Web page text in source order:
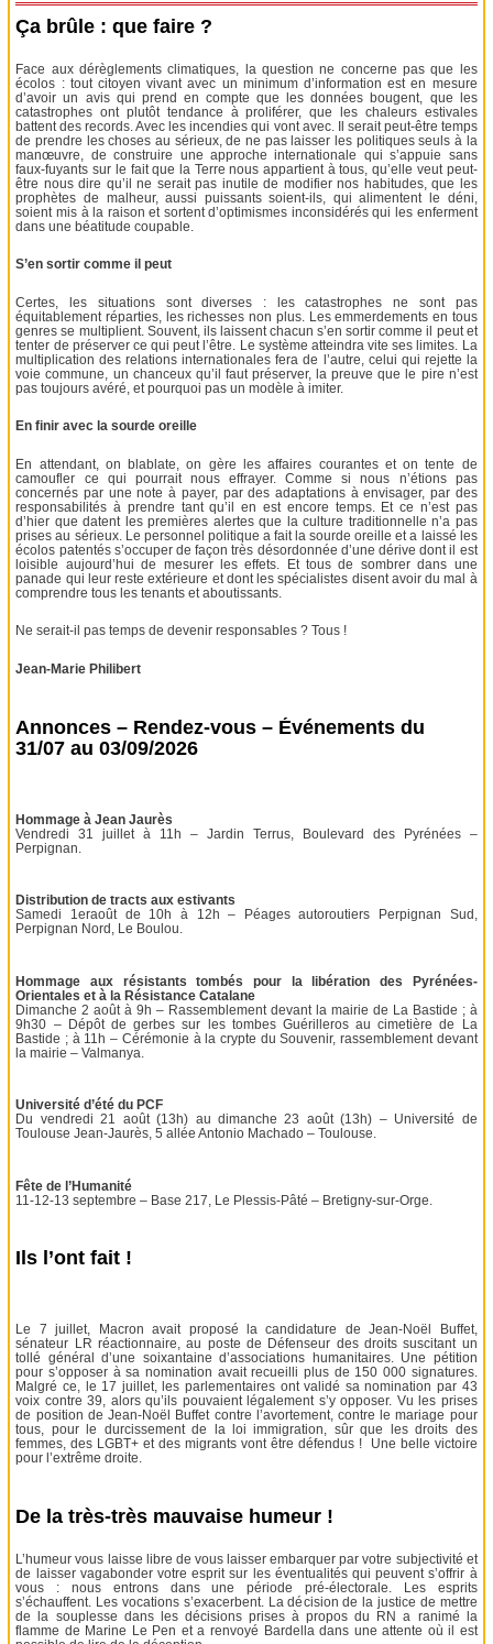
Ça brûle : que faire ?
Face aux dérèglements climatiques, la question ne concerne pas que les
écolos : tout citoyen vivant avec un minimum d’information est en mesure
d’avoir un avis qui prend en compte que les données bougent, que les
catastrophes ont plutôt tendance à proliférer, que les chaleurs estivales
battent des records. Avec les incendies qui vont avec. Il serait peut-être temps
de prendre les choses au sérieux, de ne pas laisser les politiques seuls à la
manœuvre, de construire une approche internationale qui s’appuie sans
faux-fuyants sur le fait que la Terre nous appartient à tous, qu’elle veut peut-
être nous dire qu’il ne serait pas inutile de modifier nos habitudes, que les
prophètes de malheur, aussi puissants soient-ils, qui alimentent le déni,
soient mis à la raison et sortent d’optimismes inconsidérés qui les enferment
dans une béatitude coupable.
S’en sortir comme il peut
Certes, les situations sont diverses : les catastrophes ne sont pas
équitablement réparties, les richesses non plus. Les emmerdements en tous
genres se multiplient. Souvent, ils laissent chacun s’en sortir comme il peut et
tenter de préserver ce qui peut l’être. Le système atteindra vite ses limites. La
multiplication des relations internationales fera de l’autre, celui qui rejette la
voie commune, un chanceux qu’il faut préserver, la preuve que le pire n’est
pas toujours avéré, et pourquoi pas un modèle à imiter.
En finir avec la sourde oreille
En attendant, on blablate, on gère les affaires courantes et on tente de
camoufler ce qui pourrait nous effrayer. Comme si nous n’étions pas
concernés par une note à payer, par des adaptations à envisager, par des
responsabilités à prendre tant qu’il en est encore temps. Et ce n’est pas
d’hier que datent les premières alertes que la culture traditionnelle n’a pas
prises au sérieux. Le personnel politique a fait la sourde oreille et a laissé les
écolos patentés s’occuper de façon très désordonnée d’une dérive dont il est
loisible aujourd’hui de mesurer les effets. Et tous de sombrer dans une
panade qui leur reste extérieure et dont les spécialistes disent avoir du mal à
comprendre tous les tenants et aboutissants.
Ne serait-il pas temps de devenir responsables ? Tous !
Jean-Marie Philibert
Annonces – Rendez-vous – Événements du
31/07 au 03/09/2026
Hommage à Jean Jaurès
Vendredi 31 juillet à 11h – Jardin Terrus, Boulevard des Pyrénées –
Perpignan.
Distribution de tracts aux estivants
Samedi 1eraoût de 10h à 12h – Péages autoroutiers Perpignan Sud,
Perpignan Nord, Le Boulou.
Hommage aux résistants tombés pour la libération des Pyrénées-
Orientales et à la Résistance Catalane
Dimanche 2 août à 9h – Rassemblement devant la mairie de La Bastide ; à
9h30 – Dépôt de gerbes sur les tombes Guérilleros au cimetière de La
Bastide ; à 11h – Cérémonie à la crypte du Souvenir, rassemblement devant
la mairie – Valmanya.
Université d’été du PCF
Du vendredi 21 août (13h) au dimanche 23 août (13h) – Université de
Toulouse Jean-Jaurès, 5 allée Antonio Machado – Toulouse.
Fête de l’Humanité
11-12-13 septembre – Base 217, Le Plessis-Pâté – Bretigny-sur-Orge.
Ils l’ont fait !
Le 7 juillet, Macron avait proposé la candidature de Jean-Noël Buffet,
sénateur LR réactionnaire, au poste de Défenseur des droits suscitant un
tollé général d’une soixantaine d’associations humanitaires. Une pétition
pour s’opposer à sa nomination avait recueilli plus de 150 000 signatures.
Malgré ce, le 17 juillet, les parlementaires ont validé sa nomination par 43
voix contre 39, alors qu’ils pouvaient légalement s’y opposer. Vu les prises
de position de Jean-Noël Buffet contre l’avortement, contre le mariage pour
tous, pour le durcissement de la loi immigration, sûr que les droits des
femmes, des LGBT+ et des migrants vont être défendus ! Une belle victoire
pour l’extrême droite.
De la très-très mauvaise humeur !
L’humeur vous laisse libre de vous laisser embarquer par votre subjectivité et
de laisser vagabonder votre esprit sur les éventualités qui peuvent s’offrir à
vous : nous entrons dans une période pré-électorale. Les esprits
s’échauffent. Les vocations s’exacerbent. La décision de la justice de mettre
de la souplesse dans les décisions prises à propos du RN a ranimé la
flamme de Marine Le Pen et a renvoyé Bardella dans une attente où il est